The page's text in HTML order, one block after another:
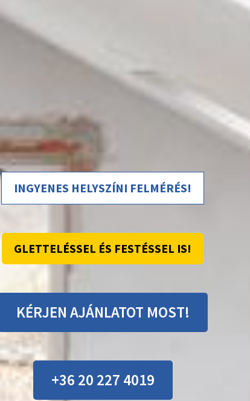
INGYENES HELYSZÍNI FELMÉRÉS!
GLETTELÉSSEL ÉS FESTÉSSEL IS!
KÉRJEN AJÁNLATOT MOST!
+36 20 227 4019